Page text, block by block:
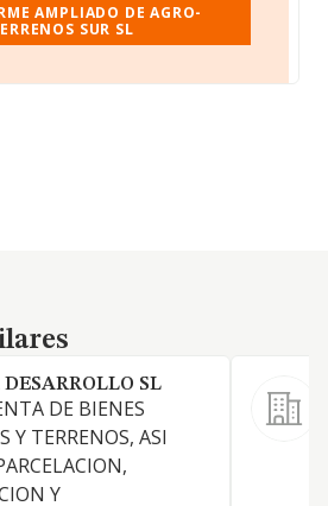
AMPLIADO DE AGRO-
SUR SL
SL
DE BIENES
Y TERRENOS, ASI
Y